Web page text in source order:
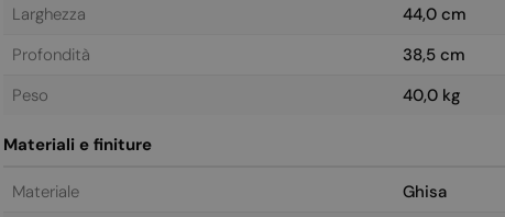
Larghezza
44,0 cm
Profondità
38,5 cm
Peso
40,0 kg
Materiali e finiture
Materiale
Ghisa